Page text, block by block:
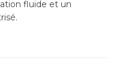
fluide et un